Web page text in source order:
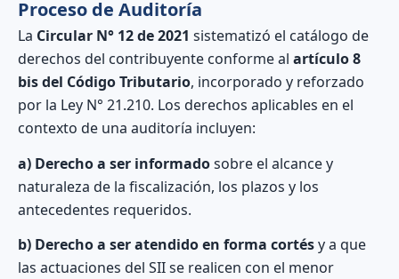
Proceso de Auditoría
La Circular N° 12 de 2021 sistematizó el catálogo de
derechos del contribuyente conforme al artículo 8
bis del Código Tributario, incorporado y reforzado
por la Ley N° 21.210. Los derechos aplicables en el
contexto de una auditoría incluyen:
a) Derecho a ser informadosobre el alcance y
naturaleza de la fiscalización, los plazos y los
antecedentes requeridos.
b) Derecho a ser atendido en forma cortésy a que
las actuaciones del SII se realicen con el menor